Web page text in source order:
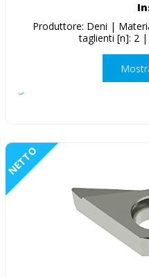
Produttore: Deni |
taglienti [n]: 2 |
NETTO